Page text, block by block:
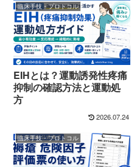
臨床手技・プロトコル
EIHとは？運動誘発性疼痛
抑制の確認方法と運動処
方
2026.07.24
臨床手技・プロトコル